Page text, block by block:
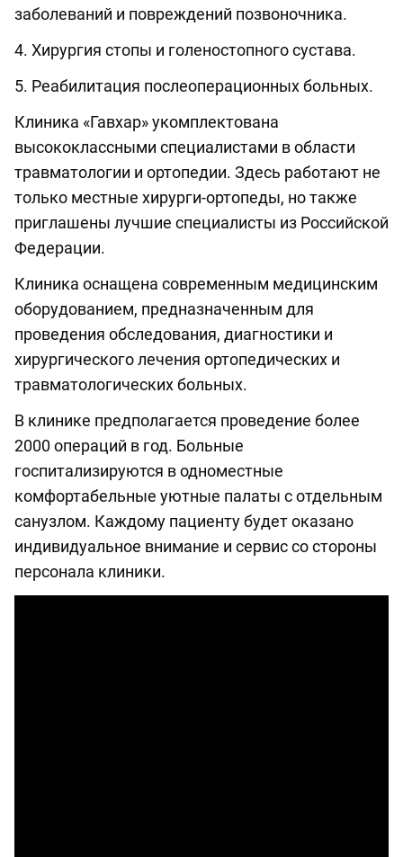
заболеваний и повреждений позвоночника.
4. Хирургия стопы и голеностопного сустава.
5. Реабилитация послеоперационных больных.
Клиника «Гавхар» укомплектована
высококлассными специалистами в области
травматологии и ортопедии. Здесь работают не
только местные хирурги-ортопеды, но также
приглашены лучшие специалисты из Российской
Федерации.
Клиника оснащена современным медицинским
оборудованием, предназначенным для
проведения обследования, диагностики и
хирургического лечения ортопедических и
травматологических больных.
В клинике предполагается проведение более
2000 операций в год. Больные
госпитализируются в одноместные
комфортабельные уютные палаты с отдельным
санузлом. Каждому пациенту будет оказано
индивидуальное внимание и сервис со стороны
персонала клиники.